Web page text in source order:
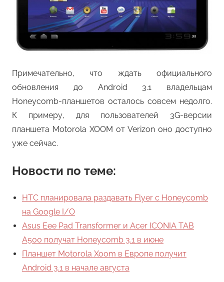
Примечательно, что ждать официального
обновления до Android 3.1 владельцам
Honeycomb-планшетов осталось совсем недолго.
К примеру, для пользователей 3G-версии
планшета Motorola XOOM от Verizon оно доступно
уже сейчас.
Новости по теме:
HTC планировала раздавать Flyer с Honeycomb
на Google I/O
Asus Eee Pad Transformer и Acer ICONIA TAB
A500 получат Honeycomb 3.1 в июне
Планшет Motorola Xoom в Европе получит
Android 3.1 в начале августа